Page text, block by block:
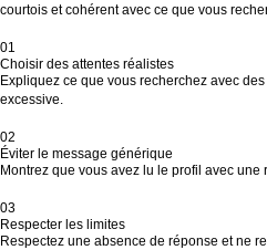
courtois et cohérent avec ce que vous
01
Choisir des attentes réalistes
Expliquez ce que vous recherchez avec
excessive.
02
Éviter le message générique
Montrez que vous avez lu le profil avec
03
Respecter les limites
Respectez une absence de réponse et ne